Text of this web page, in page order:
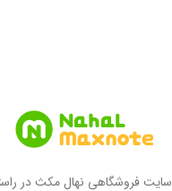
سایت فروشگاهی نهال مکث در